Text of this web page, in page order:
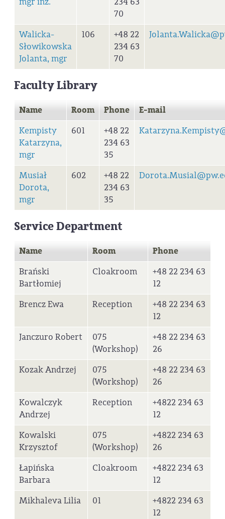
70
Walicka-
Słowikowska
Jolanta, mgr
106
+48 22
234 63
70
Faculty Library
Name Room Phone
E-mail
Kempisty
Katarzyna,
mgr
601
+48 22
234 63
35
Musiał
Dorota,
mgr
602
+48 22
234 63
35
Service Department
Name Room
Phone
Brański
Bartłomiej
Cloakroom
+48 22 234 63
12
Brencz Ewa
Reception
+48 22 234 63
12
Janczuro Robert
075
(Workshop)
+48 22 234 63
26
Kozak Andrzej
075
(Workshop)
+48 22 234 63
26
Kowalczyk
Andrzej
Reception
+4822 234 63
12
Kowalski
Krzysztof
075
(Workshop)
+4822 234 63
26
Łapińska
Barbara
Cloakroom
+4822 234 63
12
Mikhaleva Lilia
01
+4822 234 63
12